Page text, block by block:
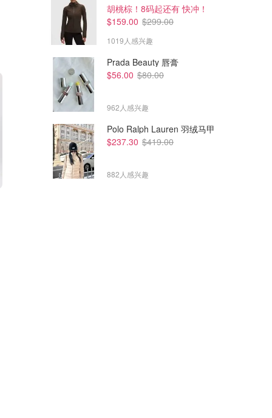
胡桃棕！8码起还有 快冲！
$159.00 $299.00
1019人感兴趣
Prada Beauty 唇膏
$56.00 $80.00
962人感兴趣
Polo Ralph Lauren 羽绒马甲
$237.30 $419.00
882人感兴趣